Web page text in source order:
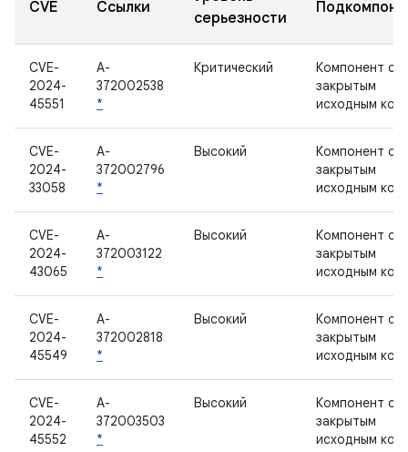
CVE Ссылки
серьезности
CVE-
2024-
45551
A-
372002538
*
Критический
Компонент с
закрытым
исходным
CVE-
2024-
33058
A-
372002796
*
Высокий
Компонент с
закрытым
исходным
CVE-
2024-
43065
A-
372003122
*
Высокий
Компонент с
закрытым
исходным
CVE-
2024-
45549
A-
372002818
*
Высокий
Компонент с
закрытым
исходным
CVE-
2024-
45552
A-
372003503
*
Высокий
Компонент с
закрытым
исходным